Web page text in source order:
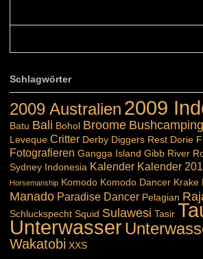
Schlagwörter
2009 Australien 2009
Batu Bali Bohol Broome Bushcamping
Leveque Critter Derby Diggers Rest Dorie
Fotografieren Gangga Island Gibb River
Sydney Indonesia Kalender Kalender
Horsemanship Komodo Komodo Dancer Krake
Manado Paradise Dancer Pelagian
Schluckspecht Squid Sulawesi Tasir
Unterwasser
Wakatobi XXS